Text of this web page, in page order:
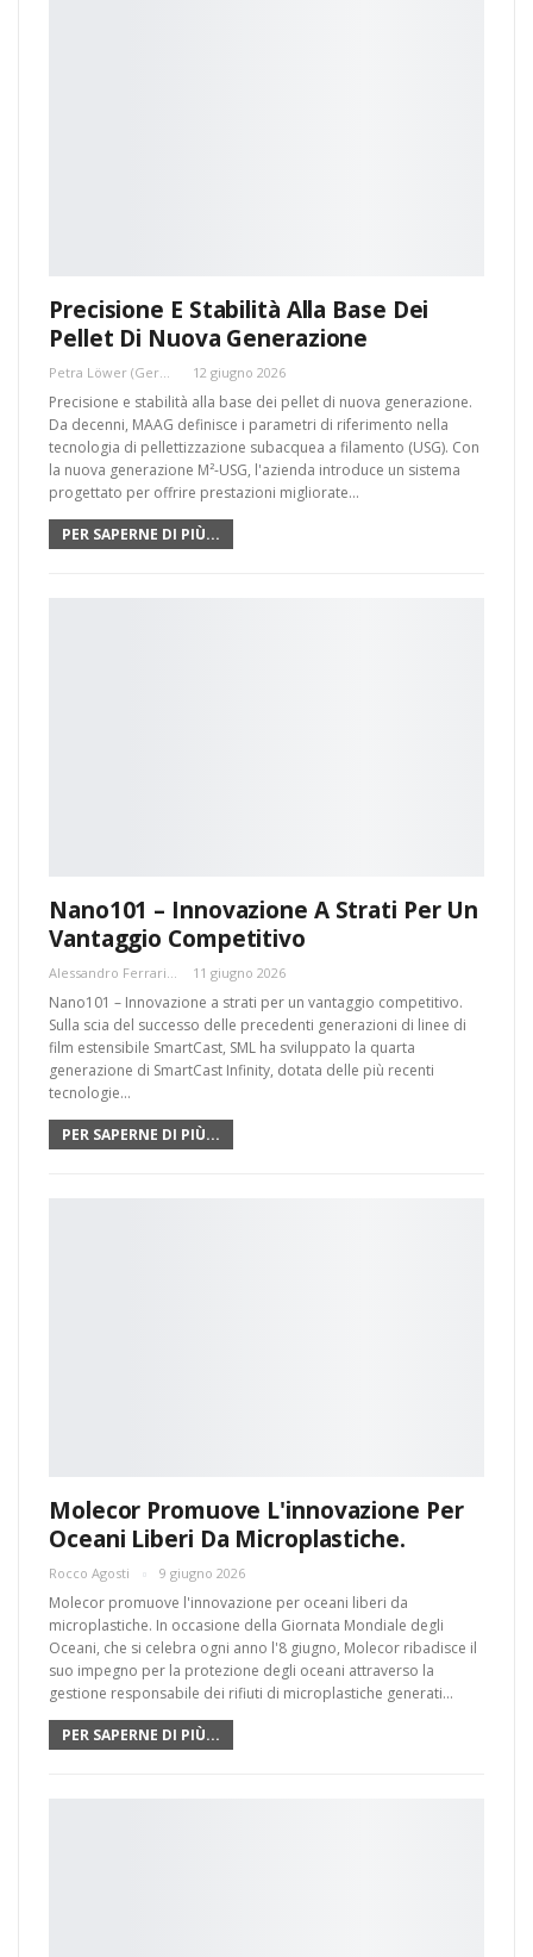
Precisione E Stabilità Alla Base Dei
Pellet Di Nuova Generazione
Petra Löwer (Germania) 12 giugno 2026
Precisione e stabilità alla base dei pellet di nuova generazione.
Da decenni, MAAG definisce i parametri di riferimento nella
tecnologia di pellettizzazione subacquea a filamento (USG). Con
la nuova generazione M²-USG, l'azienda introduce un sistema
progettato per offrire prestazioni migliorate…
PER SAPERNE DI PIÙ...
Nano101 – Innovazione A Strati Per Un
Vantaggio Competitivo
Alessandro Ferrari 11 giugno 2026
Nano101 – Innovazione a strati per un vantaggio competitivo.
Sulla scia del successo delle precedenti generazioni di linee di
film estensibile SmartCast, SML ha sviluppato la quarta
generazione di SmartCast Infinity, dotata delle più recenti
tecnologie…
PER SAPERNE DI PIÙ...
Molecor Promuove L'innovazione Per
Oceani Liberi Da Microplastiche.
Rocco Agosti 9 giugno 2026
Molecor promuove l'innovazione per oceani liberi da
microplastiche. In occasione della Giornata Mondiale degli
Oceani, che si celebra ogni anno l'8 giugno, Molecor ribadisce il
suo impegno per la protezione degli oceani attraverso la
gestione responsabile dei rifiuti di microplastiche generati…
PER SAPERNE DI PIÙ...